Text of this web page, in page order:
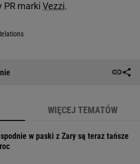
PR marki Vezzi.
WIĘCEJ TEMATÓW
w paski z Zary są teraz tańsze